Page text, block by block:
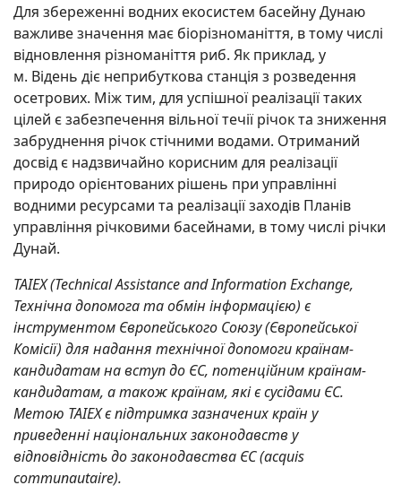
Для збереженні водних екосистем басейну Дунаю
важливе значення має біорізноманіття, в тому числі
відновлення різноманіття риб. Як приклад, у
м. Відень діє неприбуткова станція з розведення
осетрових. Між тим, для успішної реалізації таких
цілей є забезпечення вільної течії річок та зниження
забруднення річок стічними водами. Отриманий
досвід є надзвичайно корисним для реалізації
природо орієнтованих рішень при управлінні
водними ресурсами та реалізації заходів Планів
управління річковими басейнами, в тому числі річки
Дунай.
TAIEX (Technical Assistance and Information Exchange,
Технічна допомога та обмін інформацією) є
інструментом Європейського Союзу (Європейської
Комісії) для надання технічної допомоги країнам-
кандидатам на вступ до ЄС, потенційним країнам-
кандидатам, а також країнам, які є сусідами ЄС.
Метою TAIEX є підтримка зазначених країн у
приведенні національних законодавств у
відповідність до законодавства ЄС (acquis
communautaire).